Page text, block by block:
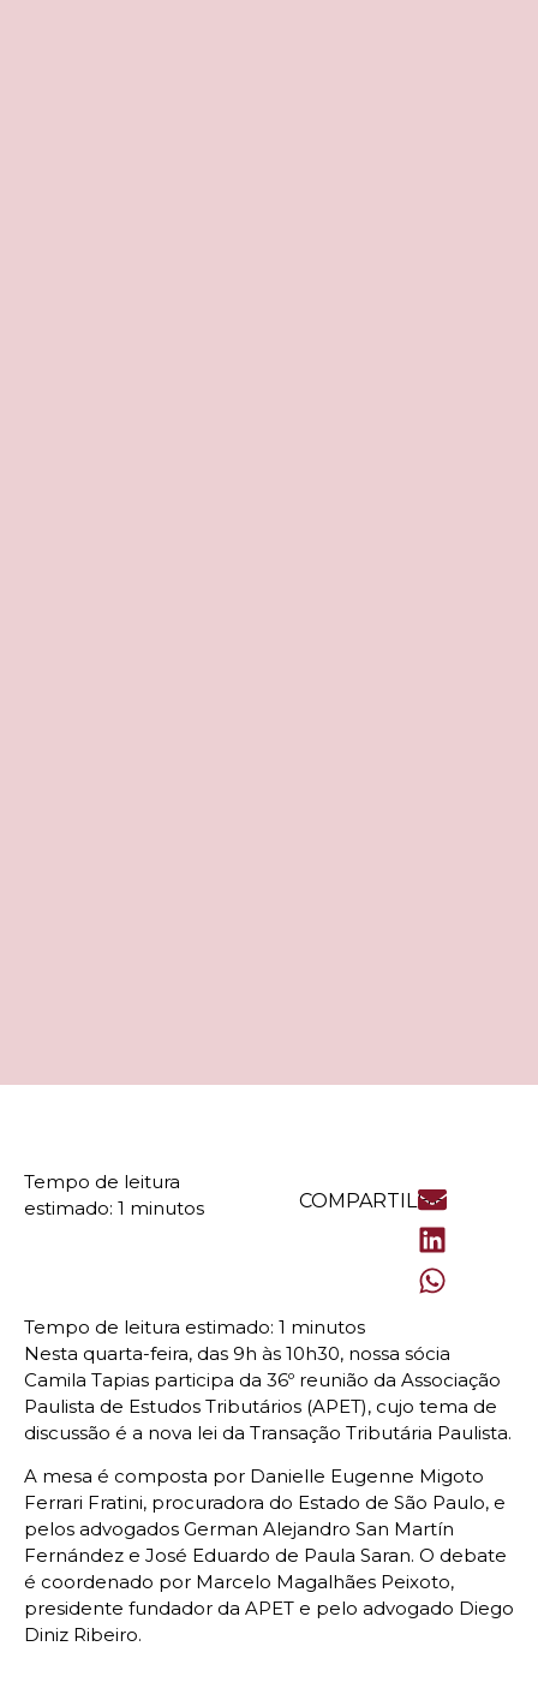
COMPARTILHE
Nesta quarta-feira, das 9h às 10h30, nossa sócia
Camila Tapias participa da 36º reunião da Associação
Paulista de Estudos Tributários (APET), cujo tema de
discussão é a nova lei da Transação Tributária Paulista.
A mesa é composta por Danielle Eugenne Migoto
Ferrari Fratini, procuradora do Estado de São Paulo, e
pelos advogados German Alejandro San Martín
Fernández e José Eduardo de Paula Saran. O debate
é coordenado por Marcelo Magalhães Peixoto,
presidente fundador da APET e pelo advogado Diego
Diniz Ribeiro.